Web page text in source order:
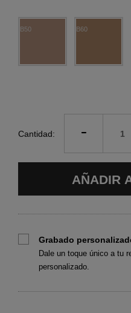
B50 B60
Cantidad:
AÑADIR
Grabado
Dale un toque único a tu
personalizado.